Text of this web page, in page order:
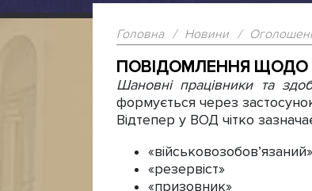
Головна / Новини /
ПОВІДОМЛЕННЯ ЩОДО
Шановні працівники та
формується через
Відтепер у ВОД чітко
«військовозобов’язаний»
«резервіст»
«призовник»